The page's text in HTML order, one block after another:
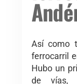
Así como
ferrocarril
Hubo un
de vías,